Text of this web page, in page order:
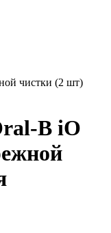
чистки (2 шт)
B iO